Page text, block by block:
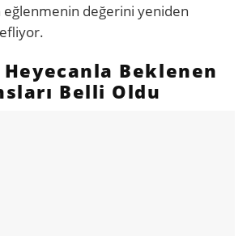
değerini yeniden
Beklenen
Belli Oldu